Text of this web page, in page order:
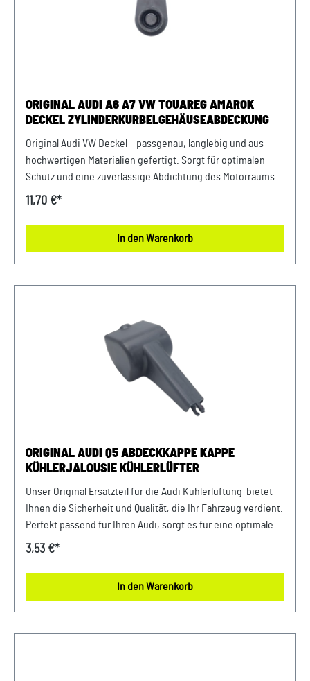
ORIGINAL AUDI A6 A7 VW TOUAREG AMAROK
DECKEL ZYLINDERKURBELGEHÄUSEABDECKUNG
Original Audi VW Deckel – passgenau, langlebig und aus
hochwertigen Materialien gefertigt. Sorgt für optimalen
Schutz und eine zuverlässige Abdichtung des Motorraums.
Produktinfos: 100% passgenau, da Original Ersatzteile
Audi Modellen passend bei vielen VW Modellen Unser
Service für Sie: Um Fehlkäufe zu vermeiden, bieten wir
11,70 €*
In den Warenkorb
ORIGINAL AUDI Q5 ABDECKKAPPE KAPPE
KÜHLERJALOUSIE KÜHLERLÜFTER
Unser Original Ersatzteil für die Audi Kühlerlüftung bietet
Ihnen die Sicherheit und Qualität, die Ihr Fahrzeug verdient.
Perfekt passend für Ihren Audi, sorgt es für eine optimale
Luftführung und damit für eine effiziente Kühlung.
Verarbeitung für eine lange Lebensdauer und zuverlässige
Leistung. Produktinfos: 100% passgenau, da Original
3,53 €*
In den Warenkorb